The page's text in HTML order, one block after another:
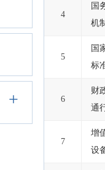
+
4
国
机
5
国
标
6
财
通
7
增
设